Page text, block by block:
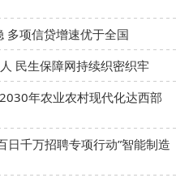
多项信贷增速优于全国
民生保障网持续织密织牢
年农业农村现代化达西部
日千万招聘专项行动”智能制造